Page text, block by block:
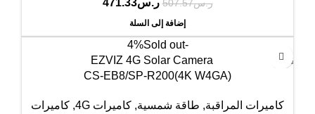
ر.س507.57 ر.س471.33
إضافة إلى السلة
-4%
Sold out
CS-EB8/SP-R200(4K W4GA)
كاميرات المراقبة, طاقة شمسية, كاميرات 4G , كاميرات